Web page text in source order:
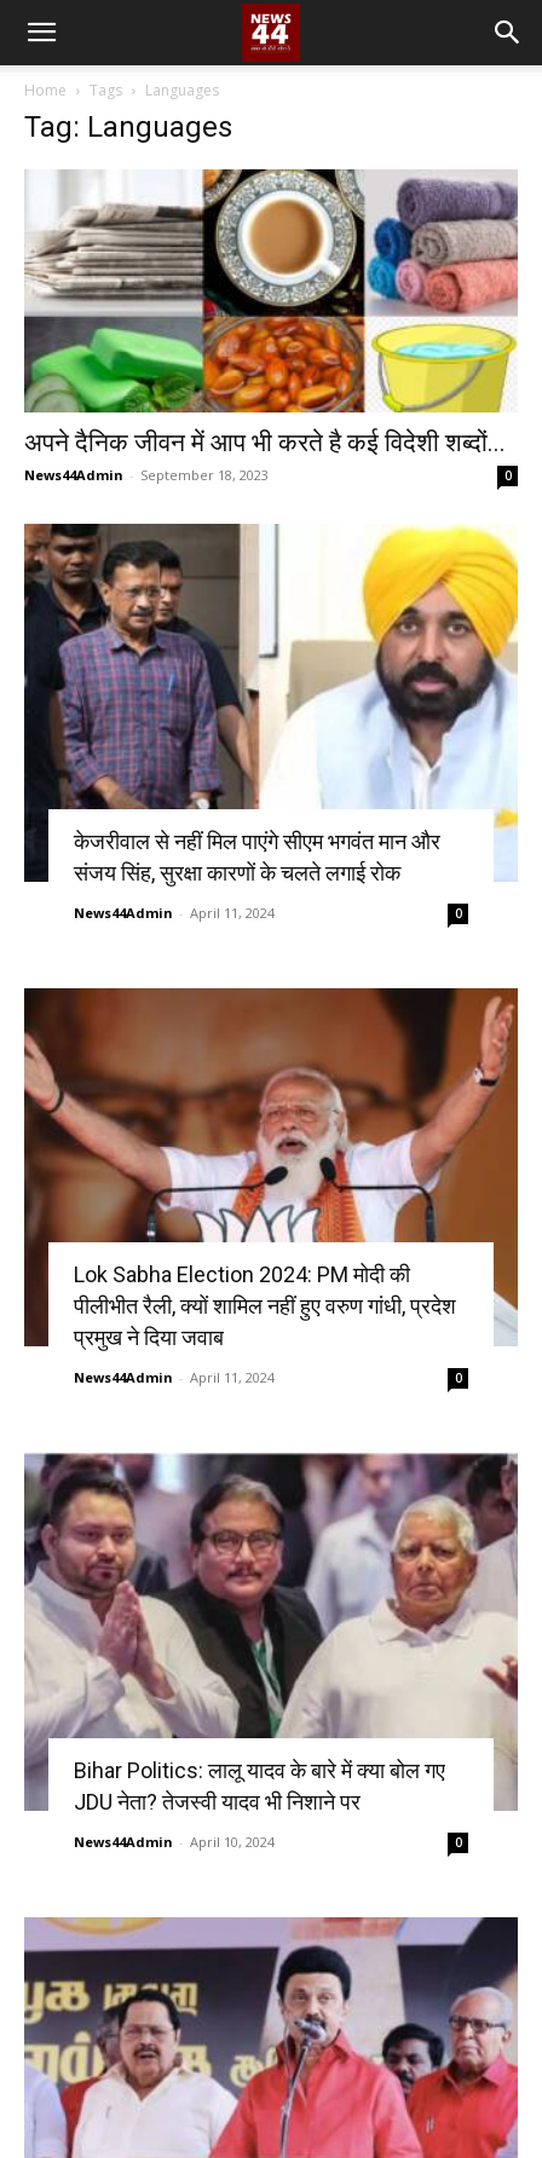
Home Tags Languages
Tag: Languages
अपने दैनिक जीवन में आप भी करते है कई विदेशी शब्दों...
News44Admin - September 18, 2023 0
केजरीवाल से नहीं मिल पाएंगे सीएम भगवंत मान और
संजय सिंह, सुरक्षा कारणों के चलते लगाई रोक
News44Admin - April 11, 2024 0
Lok Sabha Election 2024: PM मोदी की
पीलीभीत रैली, क्यों शामिल नहीं हुए वरुण गांधी, प्रदेश
प्रमुख ने दिया जवाब
News44Admin - April 11, 2024 0
Bihar Politics: लालू यादव के बारे में क्या बोल गए
JDU नेता? तेजस्वी यादव भी निशाने पर
News44Admin - April 10, 2024 0